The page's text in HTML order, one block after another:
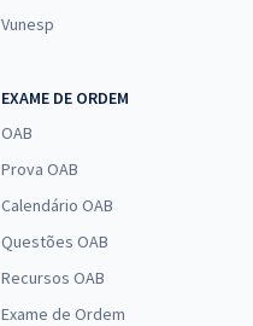
Vunesp
EXAME DE ORDEM
OAB
Prova OAB
Calendário OAB
Questões OAB
Recursos OAB
Exame de Ordem